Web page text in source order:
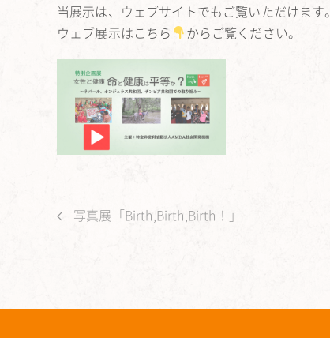
当展示は、ウェブサイトでもご覧いただけます。
ウェブ展示はこちら
からご覧ください。
写真展「Birth,Birth,Birth！」